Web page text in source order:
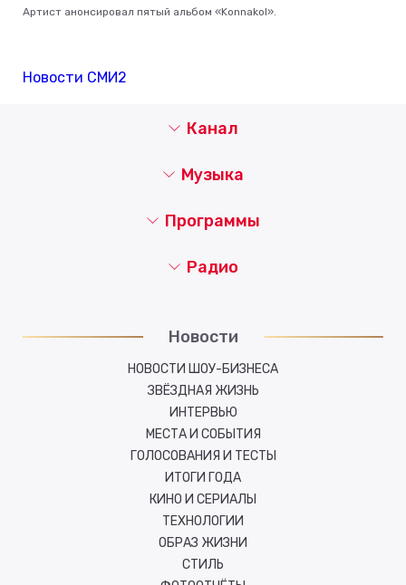
Артист анонсировал пятый альбом «Konnakol».
Новости СМИ2
Канал
Музыка
Новости
НОВОСТИ ШОУ-БИЗНЕСА
ЗВЁЗДНАЯ ЖИЗНЬ
ИНТЕРВЬЮ
МЕСТА И СОБЫТИЯ
ГОЛОСОВАНИЯ И ТЕСТЫ
ИТОГИ ГОДА
КИНО И СЕРИАЛЫ
ТЕХНОЛОГИИ
ОБРАЗ ЖИЗНИ
СТИЛЬ
Программы
Радио